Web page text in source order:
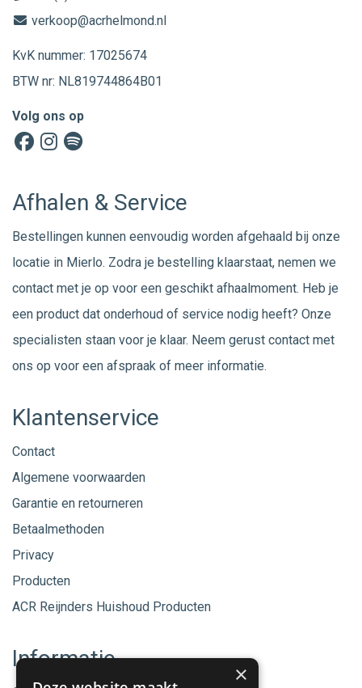
verkoop@acrhelmond.nl
KvK nummer: 17025674
BTW nr: NL819744864B01
Volg ons op
Afhalen & Service
Bestellingen kunnen eenvoudig worden afgehaald bij onze
locatie in Mierlo. Zodra je bestelling klaarstaat, nemen we
contact met je op voor een geschikt afhaalmoment. Heb je
een product dat onderhoud of service nodig heeft? Onze
specialisten staan voor je klaar. Neem gerust contact met
ons op voor een afspraak of meer informatie.
Klantenservice
Contact
Algemene voorwaarden
Garantie en retourneren
Betaalmethoden
Privacy
Producten
ACR Reijnders Huishoud Producten
Informatie
×